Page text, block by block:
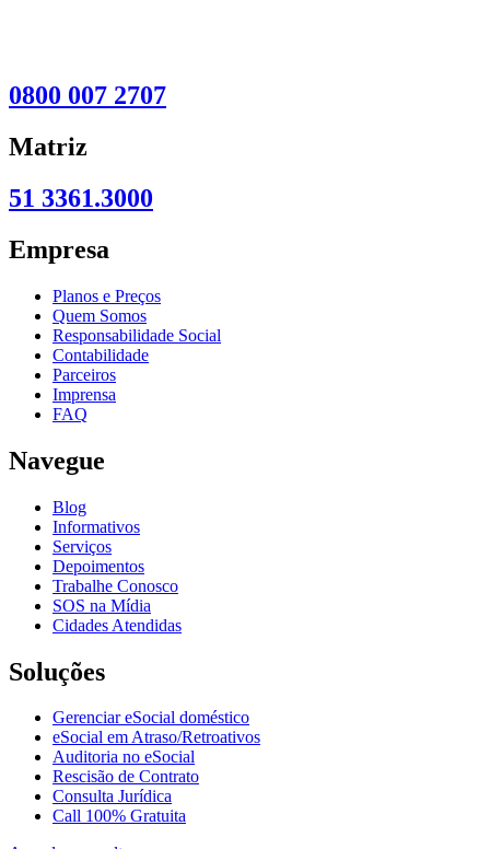
0800 007 2707
Matriz
51 3361.3000
Empresa
Planos e Preços
Quem Somos
Responsabilidade Social
Contabilidade
Parceiros
Imprensa
FAQ
Navegue
Blog
Informativos
Serviços
Depoimentos
Trabalhe Conosco
SOS na Mídia
Cidades Atendidas
Soluções
Gerenciar eSocial doméstico
eSocial em Atraso/Retroativos
Auditoria no eSocial
Rescisão de Contrato
Consulta Jurídica
Call 100% Gratuita